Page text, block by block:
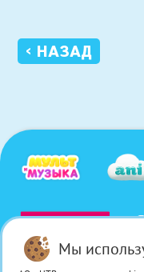
‹ НАЗАД
Мы